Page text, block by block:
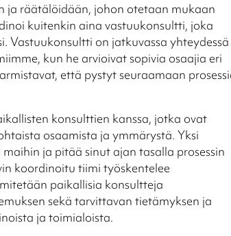
ja räätälöidään, johon otetaan mukaan
kuitenkin aina vastuukonsultti, joka
Vastuukonsultti on jatkuvassa yhteydessä
kun he arvioivat sopivia osaajia eri
että pystyt seuraamaan
konsulttien kanssa, jotka ovat
osaamista ja ymmärystä. Yksi
ja pitää sinut ajan tasalla prosessin
koordinoitu tiimi työskentelee
paikallisia konsultteja
sekä tarvittavan tietämyksen ja
ja toimialoista.